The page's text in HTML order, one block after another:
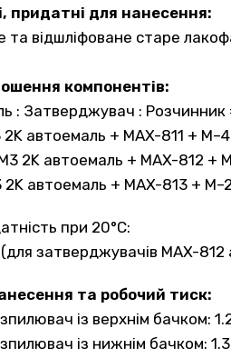
придатні для нанесення:
та відшліфоване старе
компонентів:
: Затверджувач : Розчинник
2K автоемаль + MAX-811 +
2K автоемаль + MAX-812 +
2K автоемаль + MAX-813 +
при 20°C:
затверджувачів MAX-812
та робочий тиск:
із верхнім бачком:
із нижнім бачком: